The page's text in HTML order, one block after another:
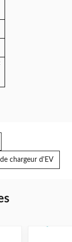
chargeur d'EV